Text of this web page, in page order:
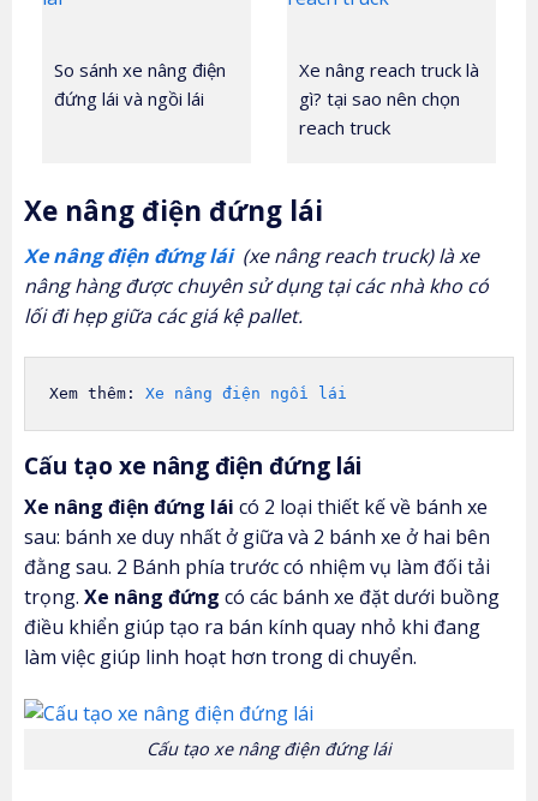
So sánh xe nâng điện
đứng lái và ngồi lái
Xe nâng reach truck là
gì? tại sao nên chọn
reach truck
Xe nâng điện đứng lái
Xe nâng điện đứng lái(xe nâng reach truck) là xe
nâng hàng được chuyên sử dụng tại các nhà kho có
lối đi hẹp giữa các giá kệ pallet.
Xem thêm: Xe nâng điện ngồi lái
Cấu tạo xe nâng điện đứng lái
Xe nâng điện đứng lái có 2 loại thiết kế về bánh xe
sau: bánh xe duy nhất ở giữa và 2 bánh xe ở hai bên
đằng sau. 2 Bánh phía trước có nhiệm vụ làm đối tải
trọng. Xe nâng đứng có các bánh xe đặt dưới buồng
điều khiển giúp tạo ra bán kính quay nhỏ khi đang
làm việc giúp linh hoạt hơn trong di chuyển.
Cấu tạo xe nâng điện đứng lái